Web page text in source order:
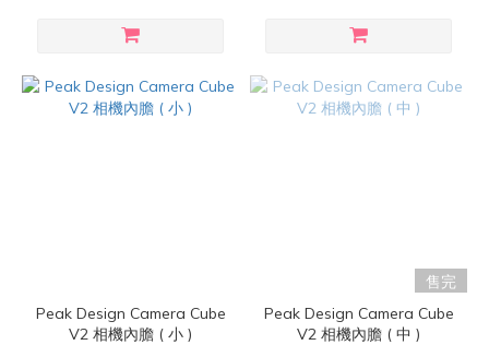
Peak Design Camera Cube
V2 相機內膽 ( 小 )
售完
Peak Design Camera Cube
V2 相機內膽 ( 中 )